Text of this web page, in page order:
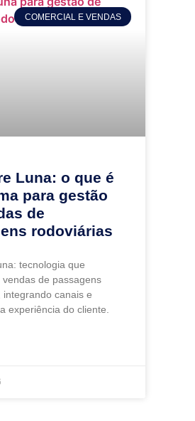
COMERCIAL E VENDAS
Luna: o que é
para gestão
de
rodoviárias
tecnologia que
vendas de passagens
integrando canais e
experiência do cliente.